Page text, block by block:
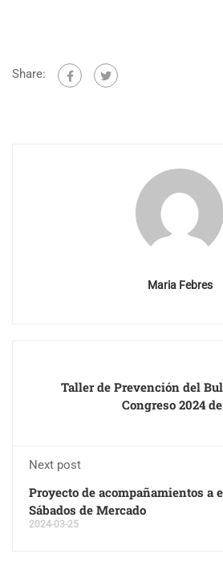
Share:
Maria Febres
Taller de Prevención del
Congreso 2024
Next post
Proyecto de acompañamientos a
Sábados de Mercado
2024-03-25